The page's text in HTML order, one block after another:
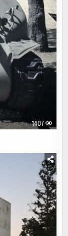
1407